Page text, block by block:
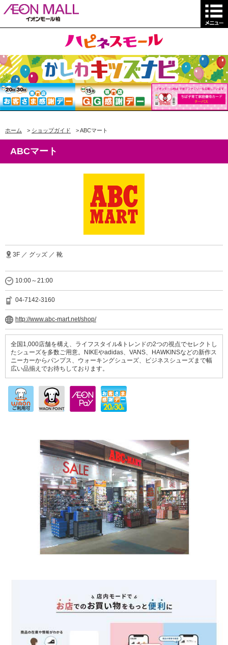
ホーム > ショップガイド >ABCマート
ABCマート
3F ／ グッズ ／ 靴
10:00～21:00
04-7142-3160
http://www.abc-mart.net/shop/
全国1,000店舗を構え、ライフスタイル&トレンドの2つの視点でセレクトし
たシューズを多数ご用意。NIKEやadidas、VANS、HAWKINSなどの新作ス
ニーカーからパンプス、ウォーキングシューズ、ビジネスシューズまで幅
広い品揃えでお待ちしております。